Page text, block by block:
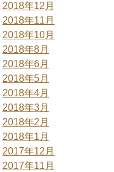
2018年12月
2018年11月
2018年10月
2018年8月
2018年6月
2018年5月
2018年4月
2018年3月
2018年2月
2018年1月
2017年12月
2017年11月